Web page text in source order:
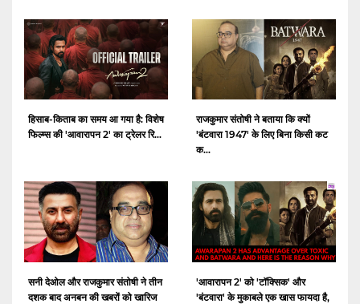
हिसाब-किताब का समय आ गया है: विशेष
फिल्म्स की 'आवारापन 2' का ट्रेलर रि...
राजकुमार संतोषी ने बताया कि क्यों
'बंटवारा 1947' के लिए बिना किसी कट
क...
सनी देओल और राजकुमार संतोषी ने तीन
दशक बाद अनबन की खबरों को खारिज
'आवारापन 2' को 'टॉक्सिक' और
'बंटवारा' के मुकाबले एक खास फायदा है,